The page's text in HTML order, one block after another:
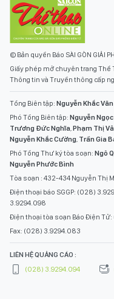
© Bản quyền Báo SÀI GÒN GIẢI
Giấy phép mở chuyên trang Thể
Thông tin và Truyền thông cấp
Tổng Biên tập: Nguyễn Khắc Văn
Phó Tổng Biên tập: Nguyễn Ngọc
Trương Đức Nghĩa,Phạm Thị
Nguyễn Khắc Cường, Trần Gia
Phó Tổng Thư ký tòa soạn: Ngô
Nguyễn Phước Bình
Tòa soạn : 432-434 Nguyễn Thị
Điện thoại báo SGGP: (028)
3.9294.098
Điện thoại tòa soạn Báo Điện
Fax: (028) 3.9294.083
LIÊN HỆ QUẢNG CÁO :
(028) 3.9294.094